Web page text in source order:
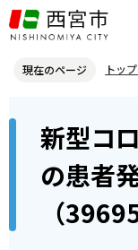
こ
の
ジ
す
現在のページ トッ
新型コロナウイルス感
9748目）
ら
新型コ
の患者
（